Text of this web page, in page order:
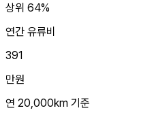
상위 64%
연간 유류비
391
만원
연 20,000km 기준